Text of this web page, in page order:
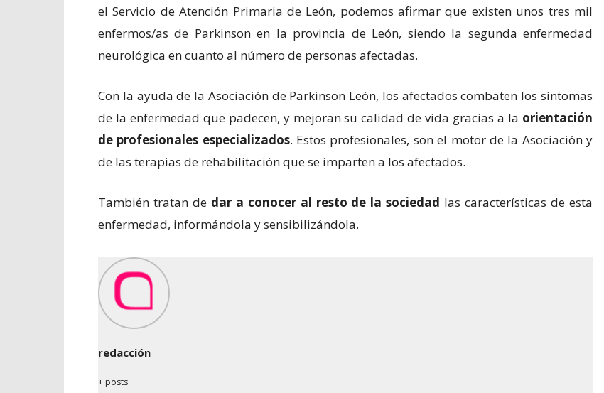
el Servicio de Atención Primaria de León, podemos afirmar que existen unos tres mil
enfermos/as de Parkinson en la provincia de León, siendo la segunda enfermedad
neurológica en cuanto al número de personas afectadas.
Con la ayuda de la Asociación de Parkinson León, los afectados combaten los síntomas
de la enfermedad que padecen, y mejoran su calidad de vida gracias a la orientación
de profesionales especializados. Estos profesionales, son el motor de la Asociación y
de las terapias de rehabilitación que se imparten a los afectados.
También tratan de dar a conocer al resto de la sociedad las características de esta
enfermedad, informándola y sensibilizándola.
redacción
+ posts